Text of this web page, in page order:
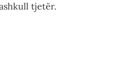
tjetër.